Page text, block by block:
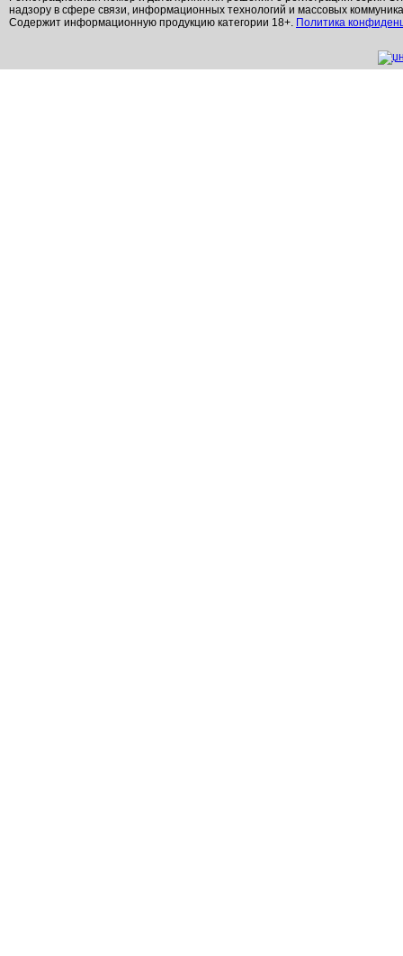
надзору в сфере связи, информационных технологий и массовых
Содержит информационную продукцию категории 18+. Политика